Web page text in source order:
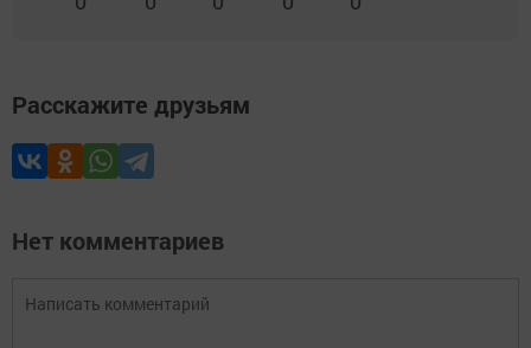
Расскажите друзьям
Нет комментариев